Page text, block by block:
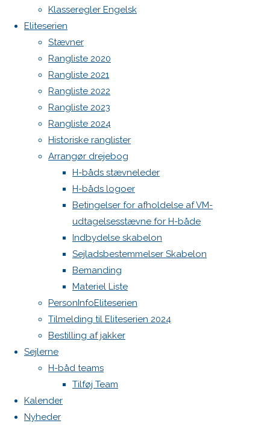
Klasseregler Engelsk
Eliteserien
Stævner
Rangliste 2020
Rangliste 2021
Rangliste 2022
Rangliste 2023
Rangliste 2024
Historiske ranglister
Arrangør drejebog
H-båds stævneleder
H-båds logoer
Betingelser for afholdelse af VM-
udtagelsesstævne for H-både
Indbydelse skabelon
Sejladsbestemmelser Skabelon
Bemanding
Materiel Liste
PersonInfoEliteserien
Tilmelding til Eliteserien 2024
Bestilling af jakker
Sejlerne
H-båd teams
Tilføj Team
Kalender
Nyheder
Next
image
Skriv
et
svar
Din e-
mailadresse
vil ikke
blive
publiceret.
Krævede
felter er
markeret
med*
Comment
WordPress.org